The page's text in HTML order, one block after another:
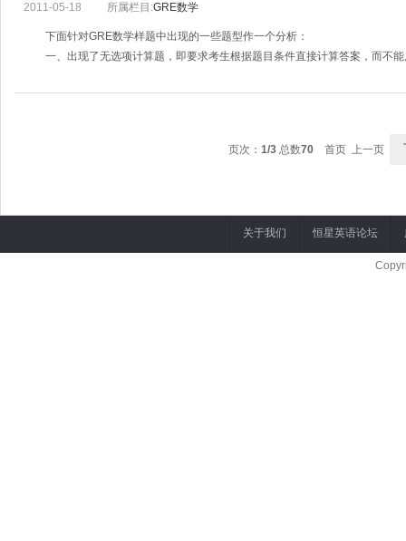
2011-05-18 所属栏目:GRE数学
下面针对GRE数学样题中出现的一些题型作一个分析：
一、出现了无选项计算题，即要求考生根据题目条件直接计算答案，而不能
页次： 1/3 总数70 首页 上一页
关于我们 恒星英语论坛